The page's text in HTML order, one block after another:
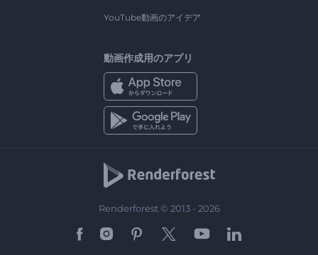
YouTube動画のアイデア
動画作成用のアプリ
Renderforest © 2013 - 2026